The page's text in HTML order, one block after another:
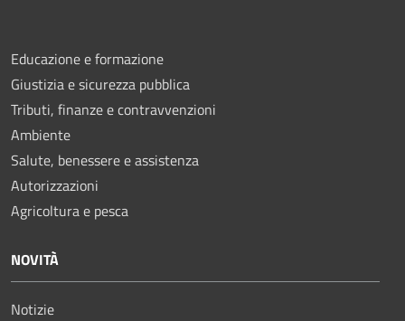
Educazione e formazione
Giustizia e sicurezza pubblica
Tributi, finanze e contravvenzioni
Ambiente
Salute, benessere e assistenza
Autorizzazioni
Agricoltura e pesca
NOVITÀ
Notizie